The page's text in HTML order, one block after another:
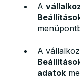
A
A
adatok